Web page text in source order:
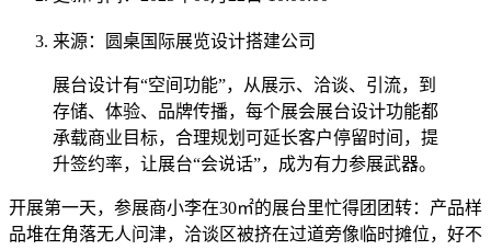
来源：圆桌国际展览设计搭建公司
展台设计有“空间功能”，从展示、洽谈、引流，到
存储、体验、品牌传播，每个展会展台设计功能都
承载商业目标，合理规划可延长客户停留时间，提
升签约率，让展台“会说话”，成为有力参展武器。
开展第一天，参展商小李在30㎡的展台里忙得团团转：产品样
品堆在角落无人问津，洽谈区被挤在过道旁像临时摊位，好不